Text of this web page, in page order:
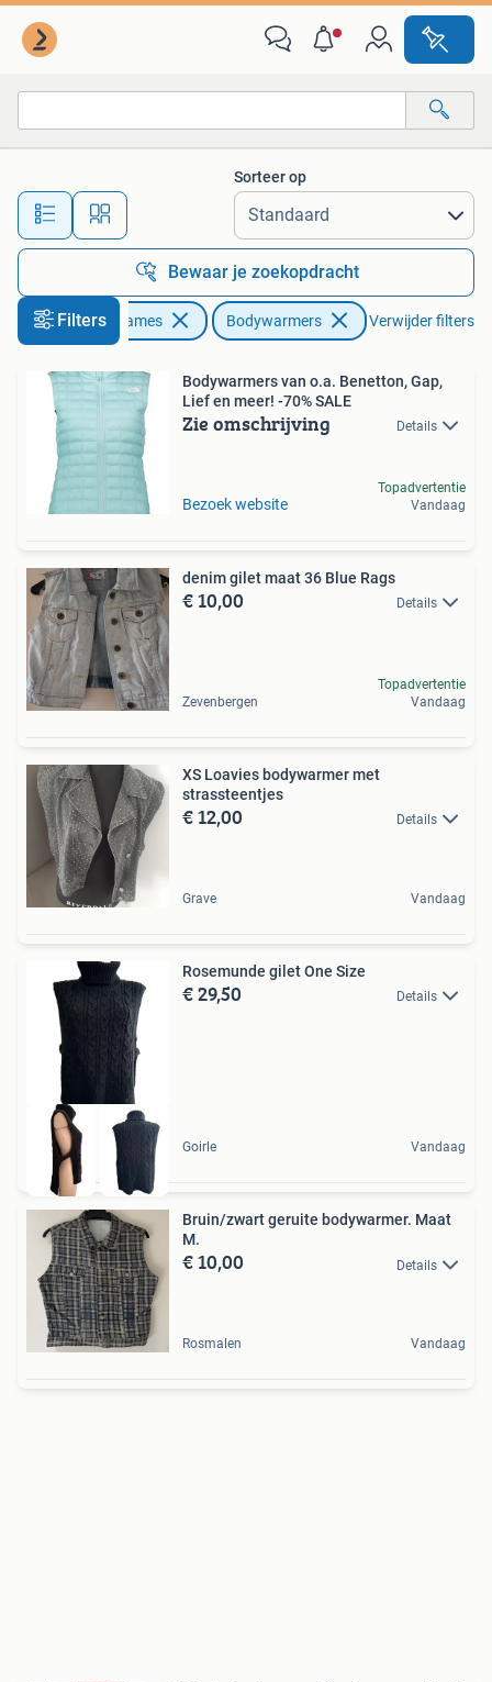
Alle afstanden…
Sorteer op
Bewaar je zoekopdracht
Filters
Kleding | Dames Bodywarmers Verwijder filters
Bodywarmers van o.a. Benetton, Gap,
Lief en meer! -70% SALE
Zie omschrijving Details
Bezoek website
Topadvertentie
Vandaag
denim gilet maat 36 Blue Rags
€ 10,00 Details
Zevenbergen
Topadvertentie
Vandaag
XS Loavies bodywarmer met
strassteentjes
€ 12,00 Details
Grave Vandaag
Rosemunde gilet One Size
€ 29,50 Details
Goirle Vandaag
Bruin/zwart geruite bodywarmer. Maat
M.
€ 10,00 Details
Rosmalen Vandaag